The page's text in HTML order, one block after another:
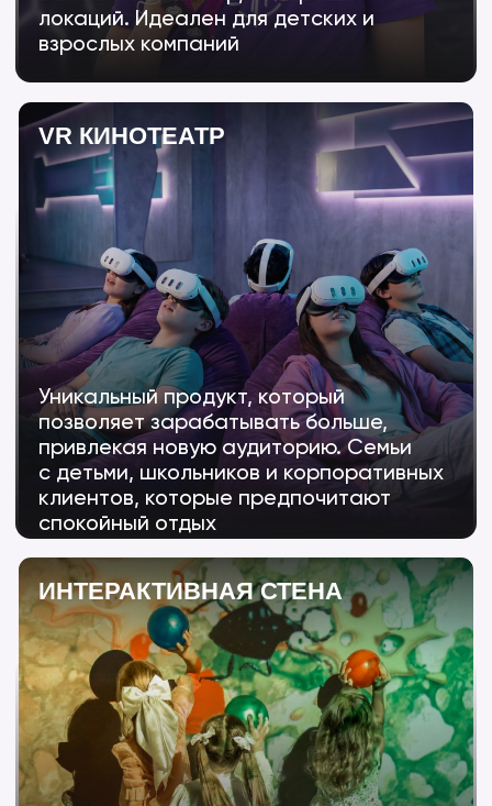
НАДЕЖНЫЙ
ПАРТНЕР
С СОБСТВЕННЫМ
ПРОИЗВОДСТВОМ
Мы не просто «продаем франшизу». Мы —
многовекторная производственная
компания с 2015 года. Наш офис, завод и
собственный парк развлечений находятся
в г. Чебоксары.
300 МЛН₽
Оборот компании
за прошлый год
СВОЙ ПАРК
Тестируем все новинки
на себе перед продажей
90+
Резидентов в 6 странах мира